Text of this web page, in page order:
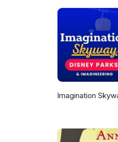
Imagination